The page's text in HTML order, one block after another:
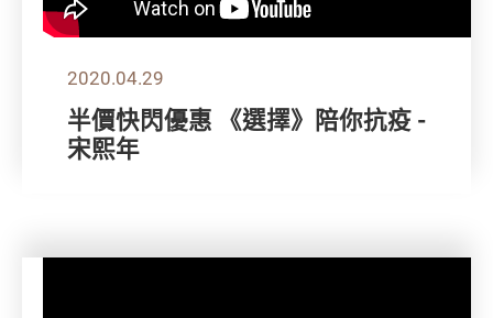
2020.04.29
半價快閃優惠 《選擇》陪你抗疫 -
宋熙年